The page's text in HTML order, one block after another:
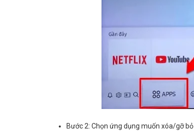
Bước 2: Chọn ứng dụng muốn xóa/gỡ bỏ